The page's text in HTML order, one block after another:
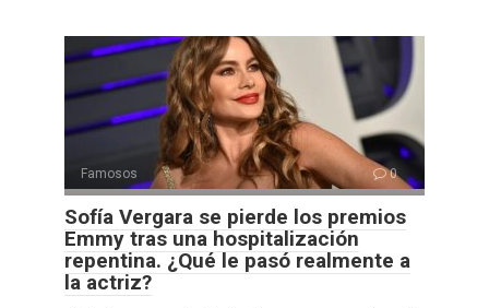
Famosos 0
Sofía Vergara se pierde los premios
Emmy tras una hospitalización
repentina. ¿Qué le pasó realmente a
la actriz?